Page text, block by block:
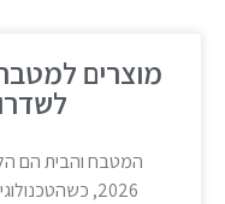
מוצרים
המטבח והבית הם
2026,